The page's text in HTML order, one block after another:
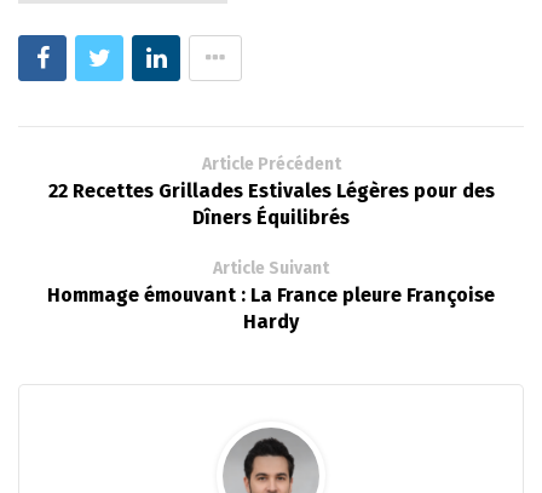
Article Précédent
22 Recettes Grillades Estivales Légères pour des
Dîners Équilibrés
Article Suivant
Hommage émouvant : La France pleure Françoise
Hardy